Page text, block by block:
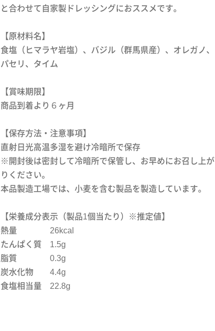
と合わせて自家製ドレッシングにおススメです。
【原材料名】
食塩（ヒマラヤ岩塩）、バジル（群馬県産）、オレガノ、
パセリ、タイム
【賞味期限】
商品到着より６ヶ月
【保存方法・注意事項】
直射日光高温多湿を避け冷暗所で保存
※開封後は密封して冷暗所で保管し、お早めにお召し上が
りください。
本品製造工場では、小麦を含む製品を製造しています。
【栄養成分表示（製品1個当たり）※推定値】
熱量 26kcal
たんぱく質 1.5g
脂質 0.3g
炭水化物 4.4g
食塩相当量 22.8g